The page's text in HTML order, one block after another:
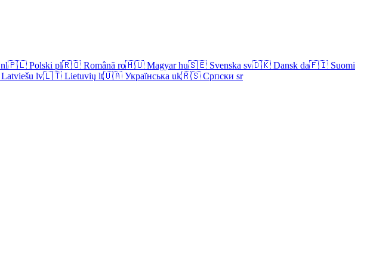
nl🇵🇱 Polski pl🇷🇴 Română ro🇭🇺 Magyar hu🇸🇪 Svenska sv🇩🇰 Dansk da🇫🇮 Suomi
Latviešu lv🇱🇹 Lietuvių lt🇺🇦 Українська uk🇷🇸 Српски sr